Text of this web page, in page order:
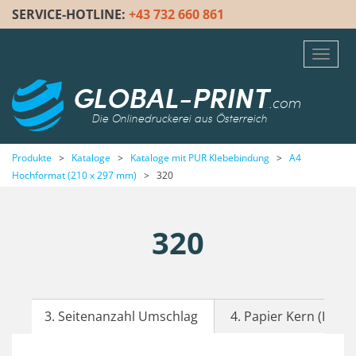
SERVICE-HOTLINE: +43 732 660 861
GLOBAL-PRINT.com
Die Onlinedruckerei aus Österreich
Produkte > Kataloge > Kataloge mit PUR Klebebindung > A4
Hochformat (210 x 297 mm) > 320
320
3. Seitenanzahl Umschlag 4. Papier Kern